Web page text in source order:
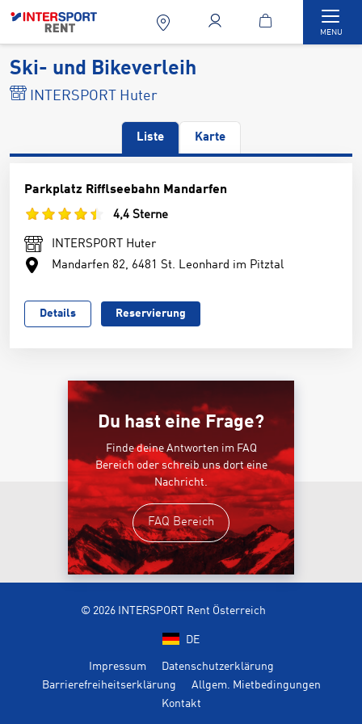
MENU
Ski- und Bikeverleih
INTERSPORT Huter
Liste Karte
Parkplatz Rifflseebahn Mandarfen
4,4 Sterne
INTERSPORT Huter
Mandarfen 82, 6481 St. Leonhard im Pitztal
Details Reservierung
Du hast eine Frage?
Finde deine Antworten im FAQ
Bereich oder schreib uns dort eine
Nachricht.
FAQ Bereich
© 2026 INTERSPORT Rent Österreich
DE
Impressum
Datenschutzerklärung
Barrierefreiheitserklärung
Allgem. Mietbedingungen
Kontakt